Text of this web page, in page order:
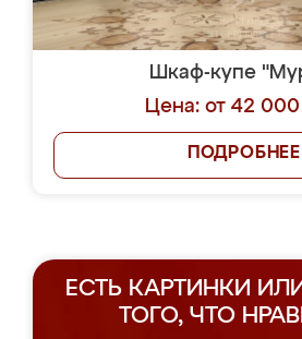
Шкаф-купе
Цена: от 42 000
ПОДРОБНЕЕ
ЕСТЬ КАРТИНКИ
ТОГО, ЧТО